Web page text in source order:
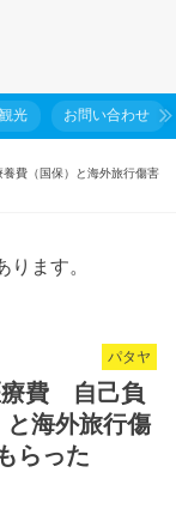
観光 お問い合わせ
費（国保）と海外旅行傷害
ります。
パタヤ
療費 自己負
と海外旅行傷
らった